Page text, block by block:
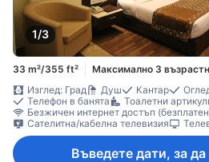
1/3
33 m²/355 ft² Максимално 3
Изглед: Град
Душ Кантар
Телефон в банята
Тоалетни
Безжичен интернет достъп
Сателитна/кабелна телевизия
Въведете дати, за